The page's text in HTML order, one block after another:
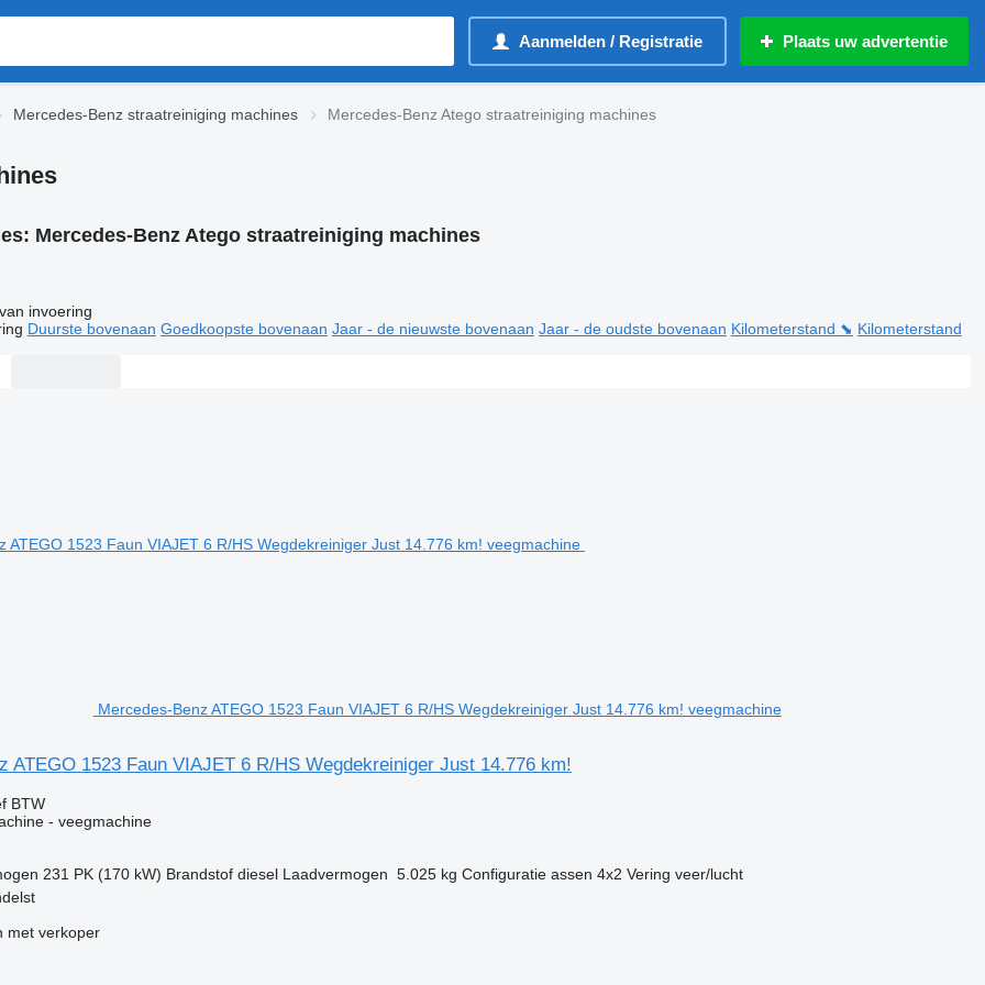
Aanmelden / Registratie Plaats uw advertentie
Mercedes-Benz straatreiniging machines Mercedes-Benz Atego straatreiniging machines
Mercedes-Benz Atego straatreiniging machines
invoering
Duurste bovenaan Goedkoopste bovenaan Jaar - de nieuwste bovenaan Jaar - de oudste bovenaan Kilometerstand ⬊ Kilometerstand
Mercedes-Benz ATEGO 1523 Faun VIAJET 6 R/HS Wegdekreiniger Just 14.776 km! veegmachine
ATEGO 1523 Faun VIAJET 6 R/HS Wegdekreiniger Just 14.776 km!
BTW
- veegmachine
231 PK (170 kW) Brandstof diesel Laadvermogen 5.025 kg Configuratie assen 4x2 Vering veer/lucht
met verkoper